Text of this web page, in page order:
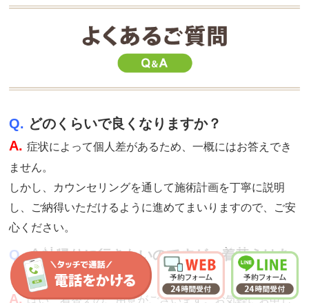
Q. どのくらいで良くなりますか？
A.症状によって個人差があるため、一概にはお答えでき
ません。
しかし、カウンセリングを通して施術計画を丁寧に説明
し、ご納得いただけるように進めてまいりますので、ご安
心ください。
Q.会社帰りに行きたいのですが、着替えはあ
りますか？
A.はい、着替えのご用意がございます。お気軽にお申し